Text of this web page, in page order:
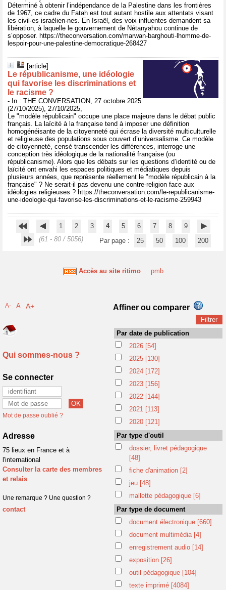
Déterminé à obtenir l’indépendance de la Palestine dans les frontières
de 1967, ce cadre du Fatah est tout autant hostile aux attentats visant
les civil·es israélien·nes. En Israël, des voix influentes demandent sa
libération, à laquelle le gouvernement de Nétanyahou continue de
s’opposer. https://theconversation.com/marwan-barghouti-lhomme-de-
lespoir-pour-une-palestine-democratique-268427
[article]
Le républicanisme, une idéologie
qui favorise les discriminations et
le racisme ?
- In : THE CONVERSATION, 27 octobre 2025
(27/10/2025), 27/10/2025,
Le "modèle républicain" occupe une place majeure dans le débat public
français. La laïcité à la française tend à imposer une définition
homogénéisante de la citoyenneté qui écrase la diversité multiculturelle
et religieuse des populations sous couvert d’universalisme. Ce modèle
de citoyenneté, censé transcender les différences, interroge une
conception très idéologique de la nationalité française (ou
républicanisme). Alors que les débats sur les questions d’identité ou de
laïcité ont envahi les espaces politiques et médiatiques depuis
plusieurs années, que représente réellement le "modèle républicain à la
française" ? Ne serait-il pas devenu une contre-religion face aux
idéologies religieuses ? https://theconversation.com/le-republicanisme-
une-ideologie-qui-favorise-les-discriminations-et-le-racisme-259943
1 2 3 4 5 6 7 8
9
(61 - 80 / 5056)
Par page : 25 50 100 200
Accès au site ritimo pmb
A- A A+
Qui sommes-nous ?
Se connecter
Mot de passe oublié ?
Adresse
75 lieux en France et à
l'international
Consulter la carte des membres
et relais
Une remarque ? Une question ?
contact
Affiner ou comparer
Par date de publication
2026 [54]
2025 [130]
2024 [172]
2023 [156]
2022 [144]
2021 [113]
2020 [121]
Par type d'outil
dossier, livret pédagogique
[48]
fiche d'animation [2]
jeu [48]
mallette pédagogique [6]
Par type de document
document électronique [660]
document multimédia [4]
enregistrement audio [14]
exposition [26]
outil pédagogique [104]
texte imprimé [4084]